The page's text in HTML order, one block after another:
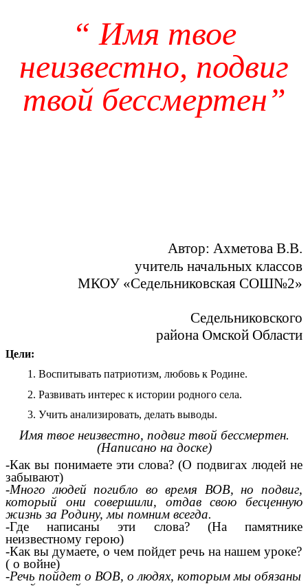
“ Имя твое
неизвестно, подвиг
твой бессмертен”
Автор: Ахметова В.В.
учитель начальных классов
МКОУ «Седельниковская СОШ№2»
Седельниковского
района Омской Области
Цели:
Воспитывать патриотизм, любовь к Родине.
Развивать интерес к истории родного села.
Учить анализировать, делать выводы.
Имя твое неизвестно, подвиг твой бессмертен.
(Написано на доске)
-Как вы понимаете эти слова? (О подвигах людей не
забывают)
-Много людей погибло во время ВОВ, но подвиг,
который они совершили, отдав свою бесценную
жизнь за Родину, мы помним всегда.
-Где написаны эти слова? (На памятнике
неизвестному герою)
-Как вы думаете, о чем пойдет речь на нашем уроке?
( о войне)
-Речь пойдет о ВОВ, о людях, которым мы обязаны